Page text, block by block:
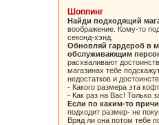
Шоппинг
Найди подходящий
воображение. Кому-то
секонд-хэнд.
Обновляй гардероб в
обслуживающим
расхваливают
магазинах тебе
недостатков и
- Какого размера эта
- Как раз на Вас! Только
Если по каким-то
подходит размер- не
Вряд ли она потом тебе